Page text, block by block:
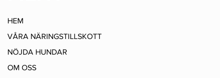
HEM
VÅRA NÄRINGSTILLSKOTT
NÖJDA HUNDAR
OM OSS